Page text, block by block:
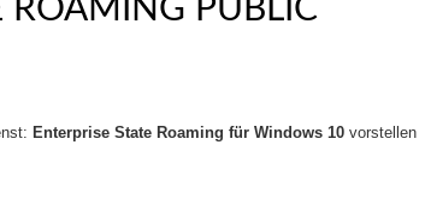
ROAMING PUBLIC
Enterprise State Roaming für Windows 10 vorstellen